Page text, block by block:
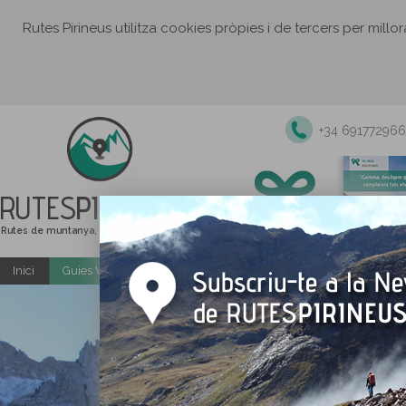
Rutes Pirineus utilitza cookies pròpies i de tercers per
RUTESPIRINEUS
Rutes de muntanya, senderisme i excursions
+34 691772966
Inici Guies Web i PDF gratuïtes Excursions i activitats